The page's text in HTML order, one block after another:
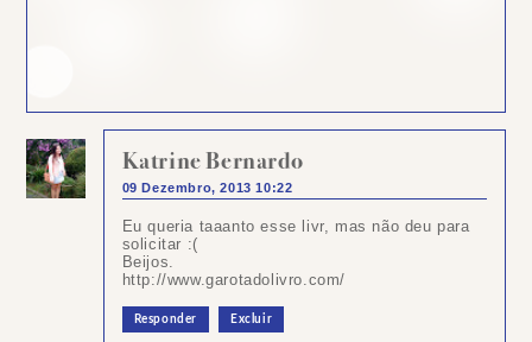
Katrine Bernardo
09 Dezembro, 2013 10:22
Eu queria taaanto esse livr, mas não deu para
solicitar :(
Beijos.
http://www.garotadolivro.com/
Responder Excluir